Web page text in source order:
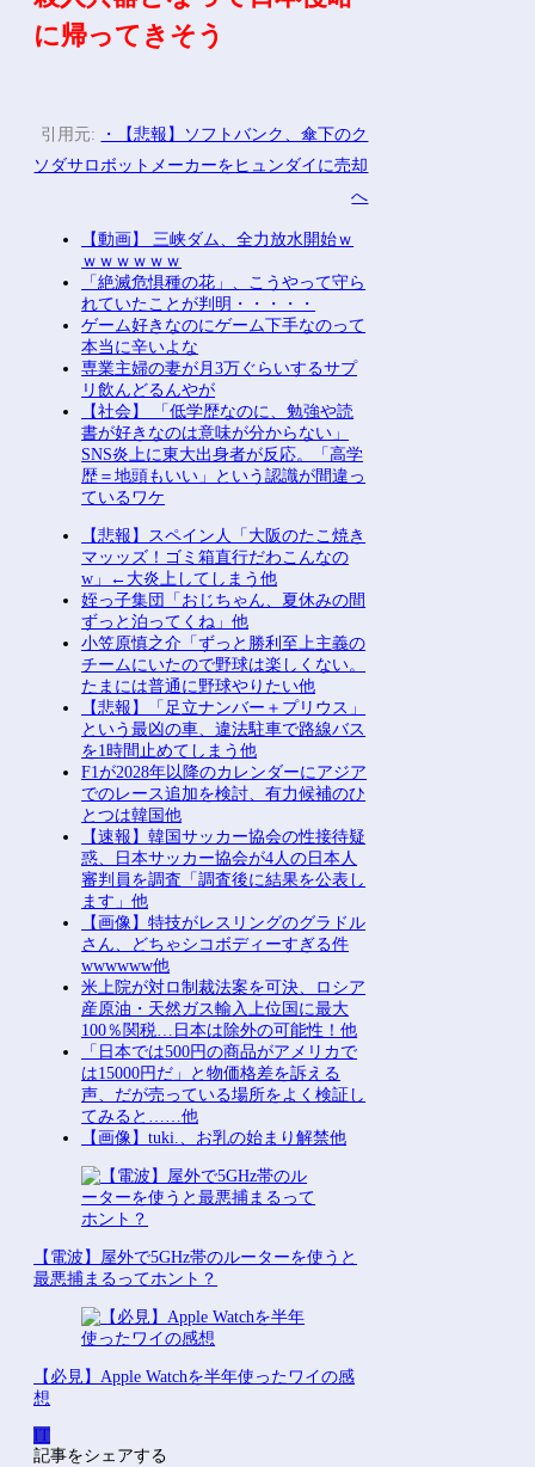
に帰ってきそう
引用元:
・【悲報】ソフトバンク、傘下のク
ソダサロボットメーカーをヒュンダイに売却
へ
【動画】 三峡ダム、全力放水開始ｗ
ｗｗｗｗｗｗ
「絶滅危惧種の花」、こうやって守ら
れていたことが判明・・・・・
ゲーム好きなのにゲーム下手なのって
本当に辛いよな
専業主婦の妻が月3万ぐらいするサプ
リ飲んどるんやが
【社会】 「低学歴なのに、勉強や読
書が好きなのは意味が分からない」
SNS炎上に東大出身者が反応。「高学
歴＝地頭もいい」という認識が間違っ
ているワケ
【悲報】スペイン人「大阪のたこ焼き
マッッズ！ゴミ箱直行だわこんなの
w」←大炎上してしまう他
姪っ子集団「おじちゃん、夏休みの間
ずっと泊ってくね」他
小笠原慎之介「ずっと勝利至上主義の
チームにいたので野球は楽しくない。
たまには普通に野球やりたい他
【悲報】「足立ナンバー＋プリウス」
という最凶の車、違法駐車で路線バス
を1時間止めてしまう他
F1が2028年以降のカレンダーにアジア
でのレース追加を検討、有力候補のひ
とつは韓国他
【速報】韓国サッカー協会の性接待疑
惑、日本サッカー協会が4人の日本人
審判員を調査「調査後に結果を公表し
ます」他
【画像】特技がレスリングのグラドル
さん、どちゃシコボディーすぎる件
wwwwww他
米上院が対ロ制裁法案を可決、ロシア
産原油・天然ガス輸入上位国に最大
100％関税…日本は除外の可能性！他
「日本では500円の商品がアメリカで
は15000円だ」と物価格差を訴える
声、だが売っている場所をよく検証し
てみると……他
【画像】tuki.、お乳の始まり解禁他
【電波】屋外で5GHz帯のルーターを使うと
最悪捕まるってホント？
【必見】Apple Watchを半年使ったワイの感
想
IT
記事をシェアする